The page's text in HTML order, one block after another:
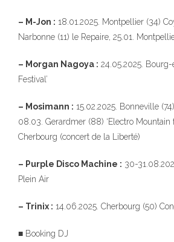
– M-Jon : 18.01.2025. Montpellier (34)
Narbonne (11) le Repaire, 25.01.
– Morgan Nagoya : 24.05.2025. Bourg-
Festival’
– Mosimann : 15.02.2025. Bonneville
08.03. Gerardmer (88) ‘Electro Mountain
Cherbourg (concert de la Liberté)
– Purple Disco Machine : 30-
Plein Air
– Trinix : 14.06.2025. Cherbourg (50)
■ Booking DJ